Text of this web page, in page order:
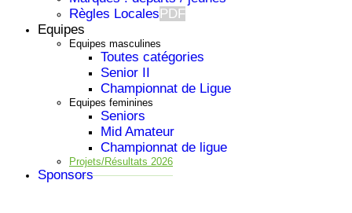
Règles LocalesPDF
Equipes
Equipes masculines
Toutes catégories
Senior II
Championnat de Ligue
Equipes feminines
Seniors
Mid Amateur
Championnat de ligue
Projets/Résultats 2026
Sponsors